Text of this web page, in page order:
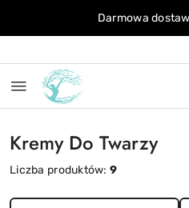
Przejdź do treści
Przejdź do
Przejdź do moje konto
Przejdź do menu
Przejdź do stopki
Darmowa
Kremy Do Twarzy
Liczba produktów:9